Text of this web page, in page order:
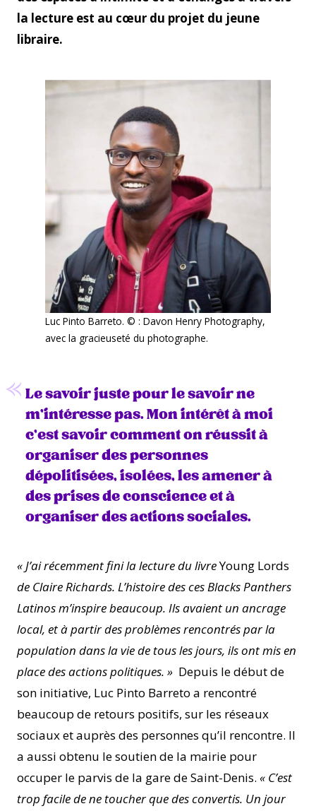
la lecture est au cœur du projet du jeune
libraire.
Luc Pinto Barreto. © : Davon Henry Photography,
avec la gracieuseté du photographe.
Le savoir juste pour le savoir ne
m’intéresse pas. Mon intérêt à moi
c’est savoir comment on réussit à
organiser des personnes
dépolitisées, isolées, les amener à
des prises de conscience et à
organiser des actions sociales.
« J’ai récemment fini la lecture du livreYoung Lords
de Claire Richards. L’histoire des ces Blacks Panthers
Latinos m’inspire beaucoup. Ils avaient un ancrage
local, et à partir des problèmes rencontrés par la
population dans la vie de tous les jours, ils ont mis en
place des actions politiques. » Depuis le début de
son initiative, Luc Pinto Barreto a rencontré
beaucoup de retours positifs, sur les réseaux
sociaux et auprès des personnes qu’il rencontre. Il
a aussi obtenu le soutien de la mairie pour
occuper le parvis de la gare de Saint-Denis. « C’est
trop facile de ne toucher que des convertis. Un jour